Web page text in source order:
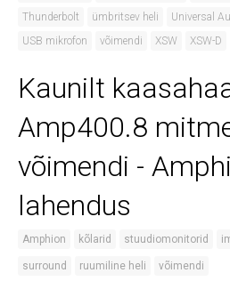
Thunderbolt
ümbritsev heli Universal
USB mikrofon
võimendi XSW XSW-D
Kaunilt
Amp400.8
võimendi -
lahendus
Amphion kõlarid stuudiomonitorid
surround ruumiline heli võimendi